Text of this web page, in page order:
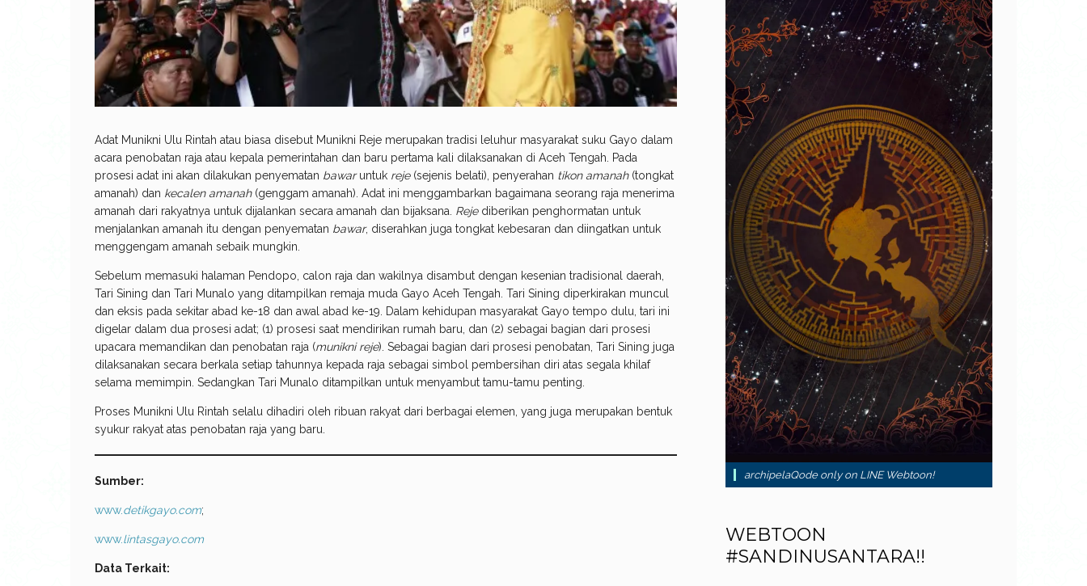
Adat Munikni Ulu Rintah atau biasa disebut Munikni Reje merupakan tradisi leluhur masyarakat suku Gayo dalam
acara penobatan raja atau kepala pemerintahan dan baru pertama kali dilaksanakan di Aceh Tengah. Pada
prosesi adat ini akan dilakukan penyematan bawaruntuk reje (sejenis belati), penyerahan tikon amanah(tongkat
amanah) dan kecalen amanah(genggam amanah). Adat ini menggambarkan bagaimana seorang raja menerima
amanah dari rakyatnya untuk dijalankan secara amanah dan bijaksana. Reje diberikan penghormatan untuk
menjalankan amanah itu dengan penyematan bawar, diserahkan juga tongkat kebesaran dan diingatkan untuk
menggengam amanah sebaik mungkin.
Sebelum memasuki halaman Pendopo, calon raja dan wakilnya disambut dengan kesenian tradisional daerah,
Tari Sining dan Tari Munalo yang ditampilkan remaja muda Gayo Aceh Tengah. Tari Sining diperkirakan muncul
dan eksis pada sekitar abad ke-18 dan awal abad ke-19. Dalam kehidupan masyarakat Gayo tempo dulu, tari ini
digelar dalam dua prosesi adat; (1) prosesi saat mendirikan rumah baru, dan (2) sebagai bagian dari prosesi
upacara memandikan dan penobatan raja (munikni reje). Sebagai bagian dari prosesi penobatan, Tari Sining juga
dilaksanakan secara berkala setiap tahunnya kepada raja sebagai simbol pembersihan diri atas segala khilaf
selama memimpin. Sedangkan Tari Munalo ditampilkan untuk menyambut tamu-tamu penting.
Proses Munikni Ulu Rintah selalu dihadiri oleh ribuan rakyat dari berbagai elemen, yang juga merupakan bentuk
syukur rakyat atas penobatan raja yang baru.
Sumber:
www.detikgayo.com;
www.lintasgayo.com
Data Terkait:
archipelaQode only on LINE Webtoon!
WEBTOON
#SANDINUSANTARA!!